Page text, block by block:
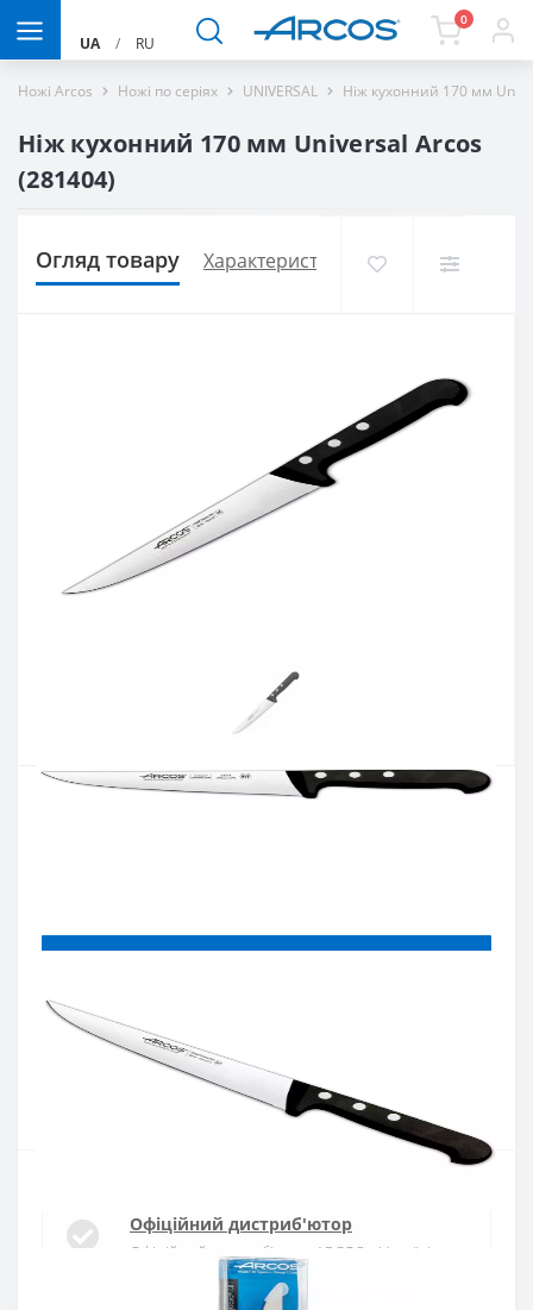
UA / RU
0
Ножі Arcos Ножі по серіях UNIVERSAL Ніж кухонний 170 мм
Ніж кухонний 170 мм Universal Arcos
(281404)
Огляд товару Характеристики Доставка і
Купити в один клік
Введіть номер телефону і ми передзвонимо
Офіційний дистриб'ютор
Офіційний дистриб'ютор ARCOS в Україні